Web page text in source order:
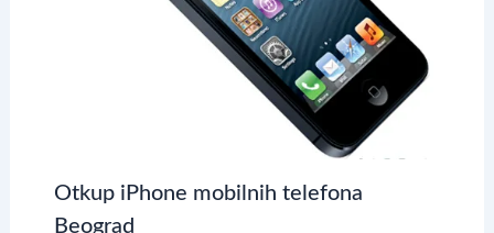
Otkup iPhone mobilnih telefona
Beograd